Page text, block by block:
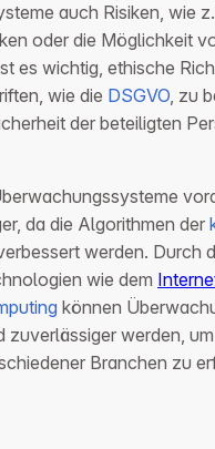
auch Risiken, wie
oder die Möglichkeit
es wichtig, ethische
wie die DSGVO, zu
der beteiligten
da die Algorithmen der
werden. Durch
wie dem
können
zuverlässiger werden,
Branchen zu